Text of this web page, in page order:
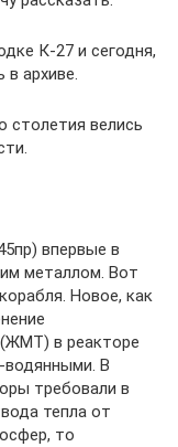
К-27 и сегодня,
в архиве.
столетия велись
впервые в
металлом. Вот
Новое, как
в реакторе
В
требовали в
тепла от
то